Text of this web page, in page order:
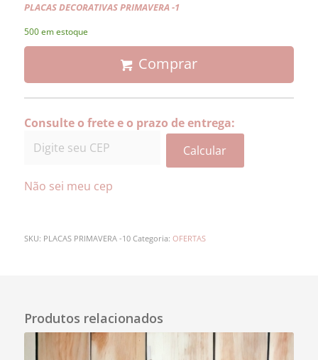
PLACAS DECORATIVAS PRIMAVERA -1
500 em estoque
Comprar
Consulte o frete e o prazo de entrega:
Calcular
Não sei meu cep
SKU: PLACAS PRIMAVERA -10 Categoria: OFERTAS
Produtos relacionados